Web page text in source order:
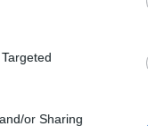
or Sharing
olvasása